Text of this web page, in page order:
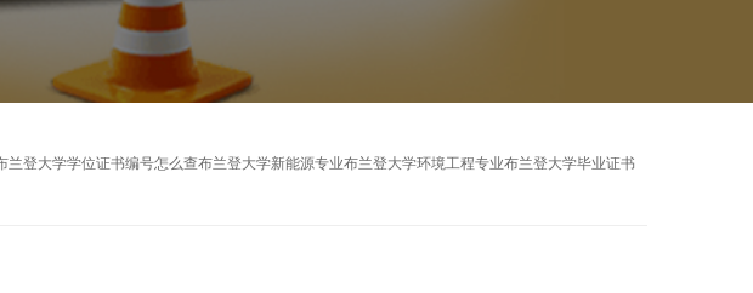
登大学学位证书编号怎么查布兰登大学新能源专业布兰登大学环境工程专业布兰登大学毕业证书